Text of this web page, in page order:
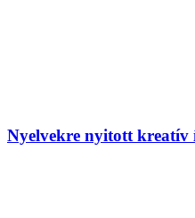
Nyelvekre nyitott kreatív